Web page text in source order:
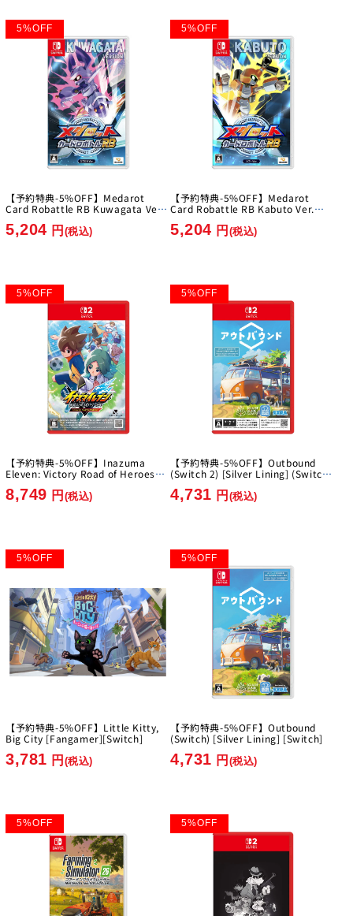
5%OFF
【予約特典-5%OFF】Medarot
Card Robattle RB Kuwagata Ver.
5,204 円 (税込)
5%OFF
【予約特典-5%OFF】Medarot
Card Robattle RB Kabuto Ver.
5,204 円 (税込)
5%OFF
【予約特典-5%OFF】Inazuma
Eleven: Victory Road of Heroes
Nintendo Switch 2 Edition [Level-
5][Switch2]
8,749 円 (税込)
5%OFF
【予約特典-5%OFF】Outbound
(Switch 2) [Silver Lining] (Switch
2)
4,731 円 (税込)
5%OFF
【予約特典-5%OFF】Little Kitty,
Big City [Fangamer][Switch]
3,781 円 (税込)
5%OFF
【予約特典-5%OFF】Outbound
(Switch) [Silver Lining] [Switch]
4,731 円 (税込)
5%OFF 5%OFF